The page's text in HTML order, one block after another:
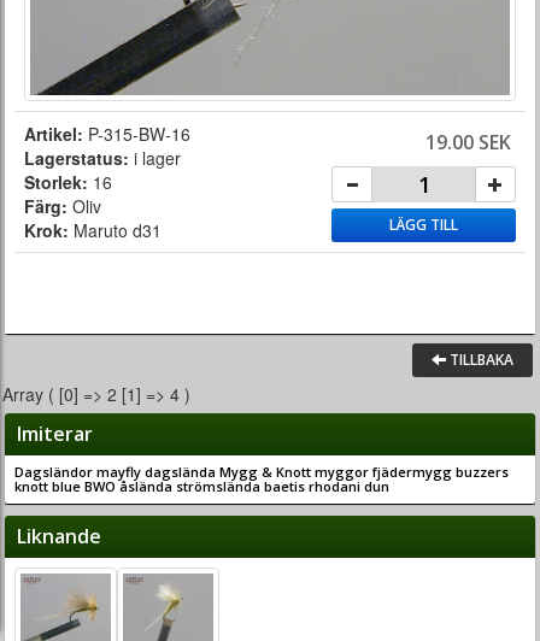
Artikel: P-315-BW-16
Lagerstatus: i lager
Storlek: 16
Färg: Oliv
Krok: Maruto d31
19.00 SEK
LÄGG TILL
TILLBAKA
Array ( [0] => 2 [1] => 4 )
Imiterar
Dagsländor mayfly dagslända Mygg & Knott myggor fjädermygg buzzers
knott blue BWO åslända strömslända baetis rhodani dun
Liknande